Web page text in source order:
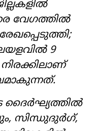
വേഗത്തിൽ
9
ദൈർഘ്യത്തിൽ
സിന്ധുദുർഗ്,